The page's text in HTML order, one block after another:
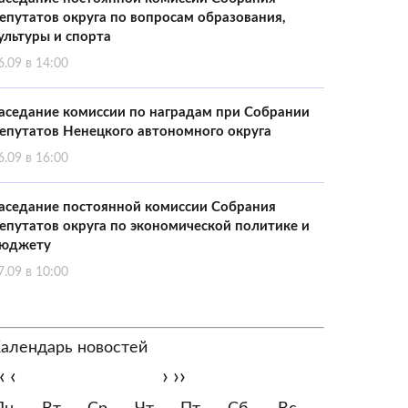
округа по вопросам образования,
и спорта
в 14:00
комиссии по наградам при Собрании
Ненецкого автономного округа
в 16:00
постоянной комиссии Собрания
округа по экономической политике и
в 10:00
новостей
‹ › ››